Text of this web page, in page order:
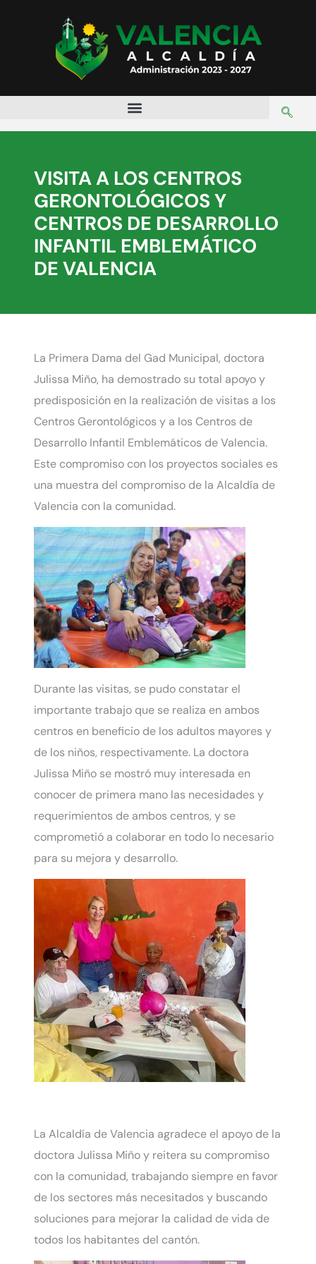
VISITA A LOS CENTROS
GERONTOLÓGICOS Y
CENTROS DE DESARROLLO
INFANTIL EMBLEMÁTICO
DE VALENCIA
La Primera Dama del Gad Municipal, doctora
Julissa Miño, ha demostrado su total apoyo y
predisposición en la realización de visitas a los
Centros Gerontológicos y a los Centros de
Desarrollo Infantil Emblemáticos de Valencia.
Este compromiso con los proyectos sociales es
una muestra del compromiso de la Alcaldía de
Valencia con la comunidad.
Durante las visitas, se pudo constatar el
importante trabajo que se realiza en ambos
centros en beneficio de los adultos mayores y
de los niños, respectivamente. La doctora
Julissa Miño se mostró muy interesada en
conocer de primera mano las necesidades y
requerimientos de ambos centros, y se
comprometió a colaborar en todo lo necesario
para su mejora y desarrollo.
La Alcaldía de Valencia agradece el apoyo de la
doctora Julissa Miño y reitera su compromiso
con la comunidad, trabajando siempre en favor
de los sectores más necesitados y buscando
soluciones para mejorar la calidad de vida de
todos los habitantes del cantón.